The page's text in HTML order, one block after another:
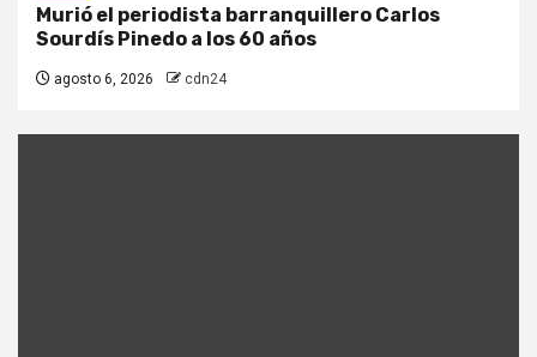
Murió el periodista barranquillero Carlos
Sourdís Pinedo a los 60 años
agosto 6, 2026 cdn24